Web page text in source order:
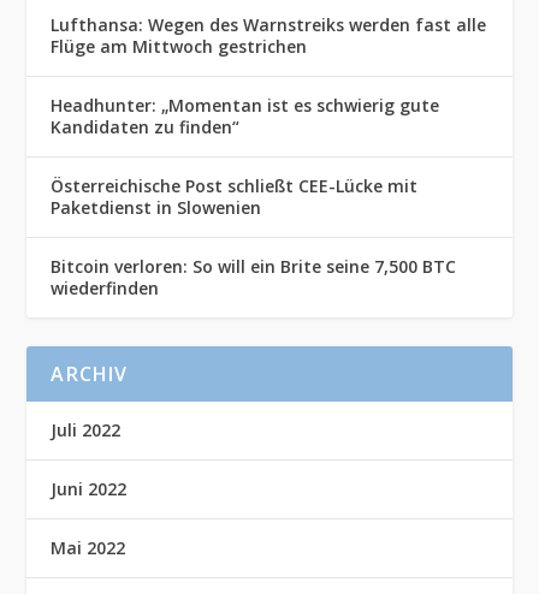
Lufthansa: Wegen des Warnstreiks werden fast alle
Flüge am Mittwoch gestrichen
Headhunter: „Momentan ist es schwierig gute
Kandidaten zu finden“
Österreichische Post schließt CEE-Lücke mit
Paketdienst in Slowenien
Bitcoin verloren: So will ein Brite seine 7,500 BTC
wiederfinden
ARCHIV
Juli 2022
Juni 2022
Mai 2022